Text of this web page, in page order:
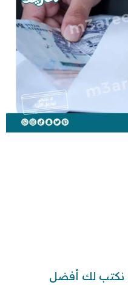
نكتب لك أفضل